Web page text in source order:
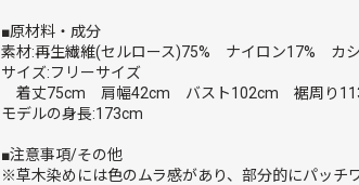
■原材料・成分
素材:再生繊維(セルロース)75% ナイロン17% カ
サイズ:フリーサイズ
着丈75cm 肩幅42cm バスト102cm 裾周り
モデルの身長:173cm
■注意事項/その他
※草木染めには色のムラ感があり、部分的にパッチ